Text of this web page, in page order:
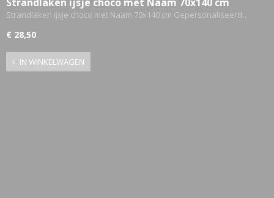
Gepersonaliseerd
Strandlaken ijsje choco met Naam 70x140 cm Gepersonaliseerd…
€ 28,50
IN WINKELWAGEN